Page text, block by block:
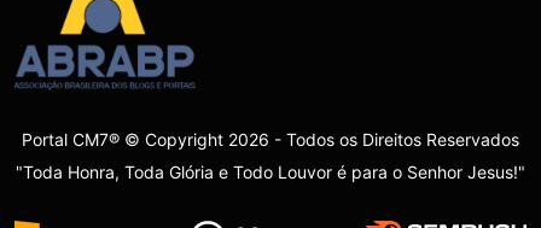
Portal CM7® © Copyright 2026 - Todos os Direitos Reservados
"Toda Honra, Toda Glória e Todo Louvor é para o Senhor Jesus!"